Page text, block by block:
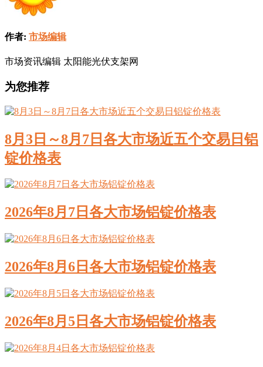
作者: 市场编辑
市场资讯编辑 太阳能光伏支架网
为您推荐
8月3日～8月7日各大市场近五个交易日铝
锭价格表
2026年8月7日各大市场铝锭价格表
2026年8月6日各大市场铝锭价格表
2026年8月5日各大市场铝锭价格表